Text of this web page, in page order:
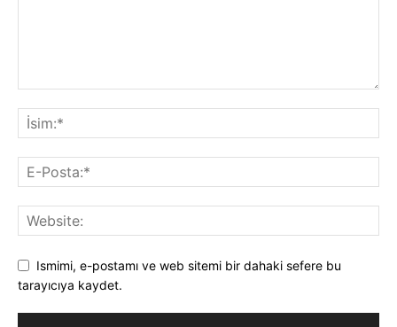
Ismimi, e-postamı ve web sitemi bir dahaki sefere bu
tarayıcıya kaydet.